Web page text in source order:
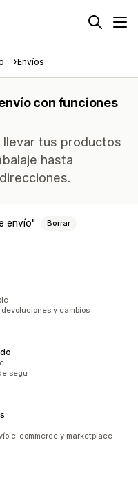
Envíos
con funciones
llevar tus productos
hasta
envío Borrar
y cambios
segu
e-commerce y marketplace